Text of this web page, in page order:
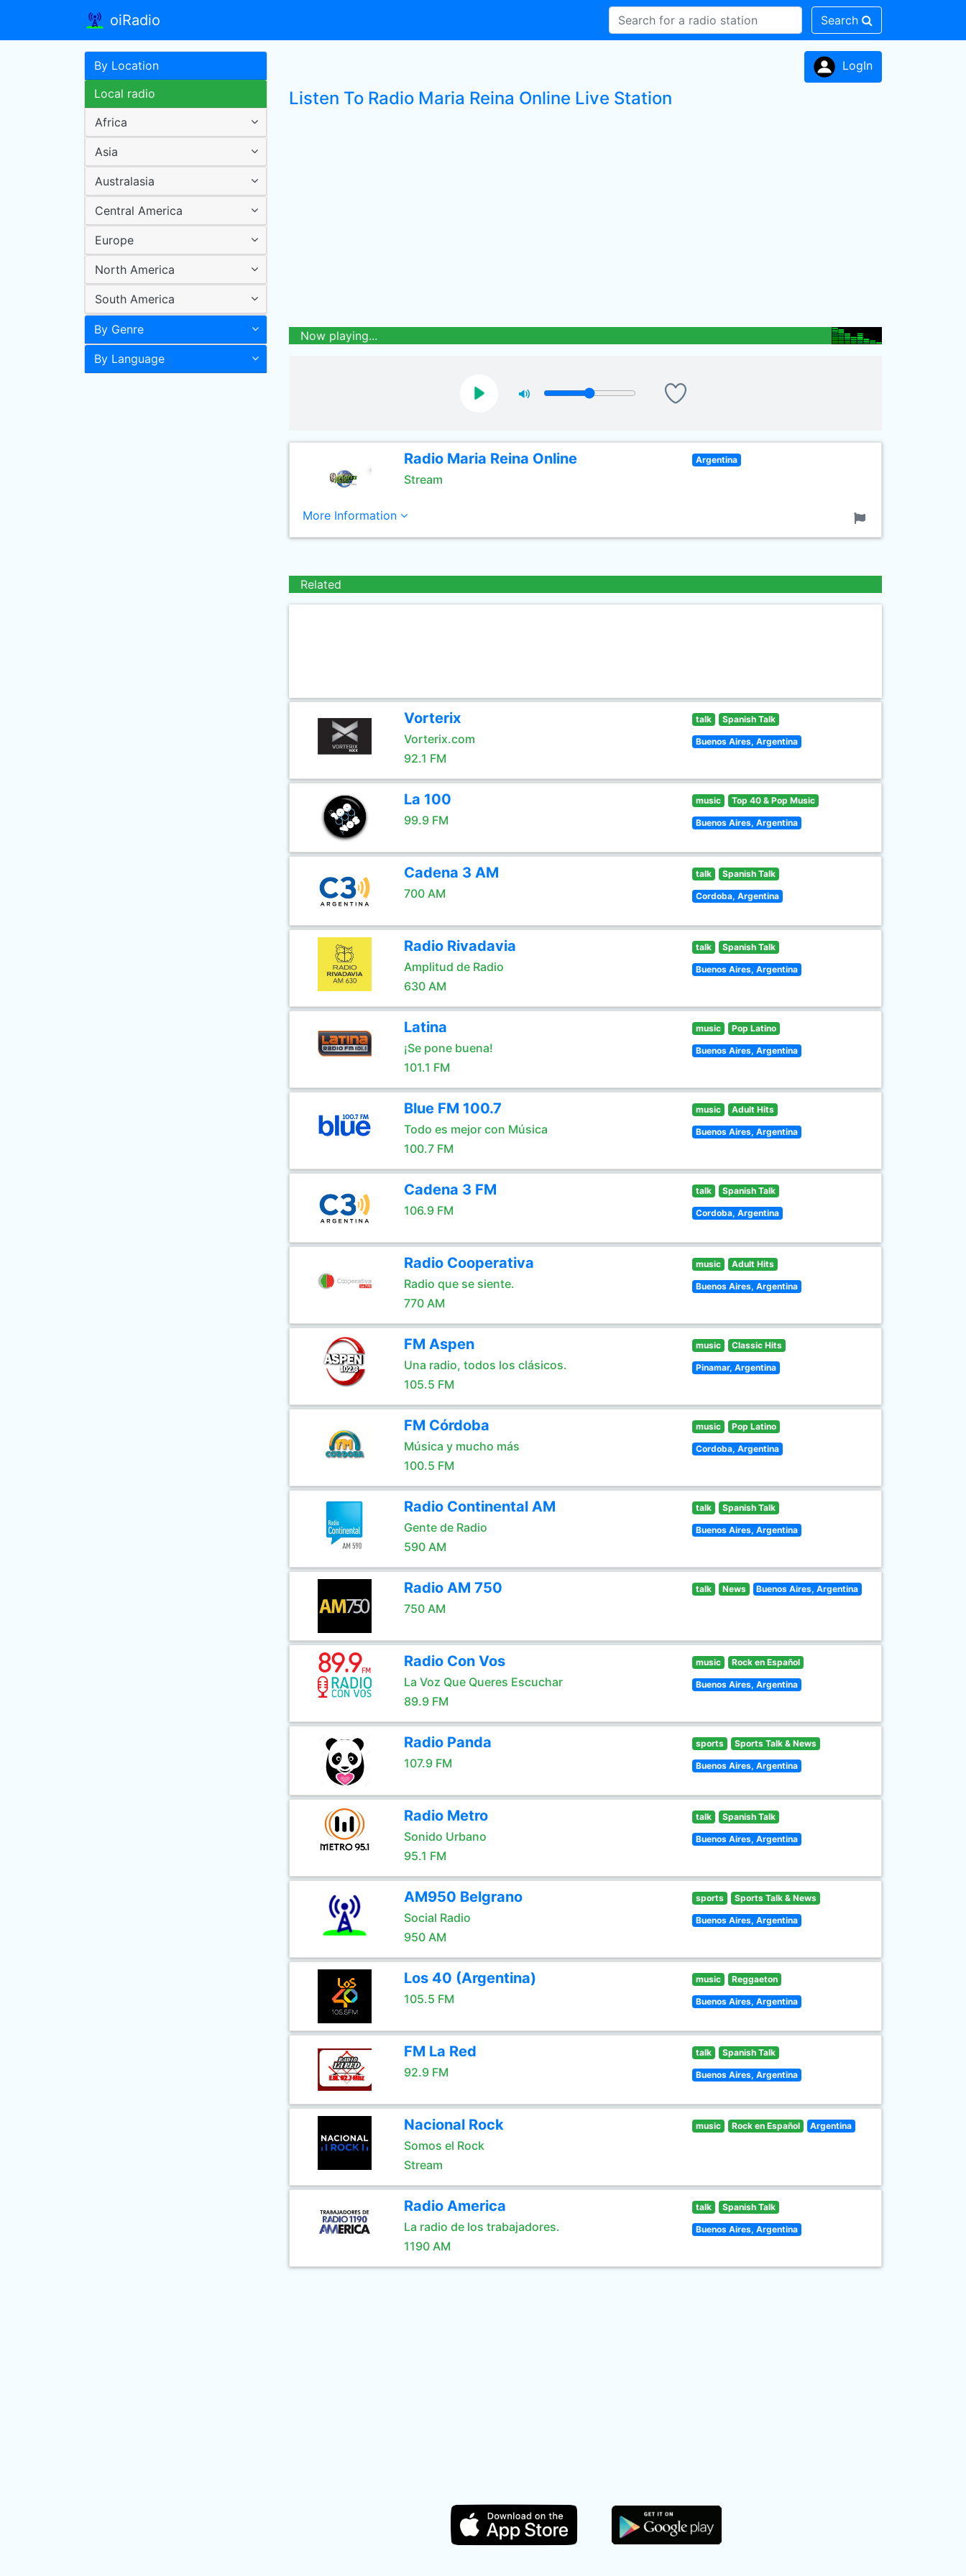
oiRadio Search
By Location
Local radio
Africa
Asia
Australasia
Central America
Europe
North America
South America
By Genre
By Language
LogIn
Listen To Radio Maria Reina Online Live Station
Now playing...
Radio Maria Reina Online
Stream
Argentina
More Information
Related
Vorterix
Vorterix.com
92.1 FM
talk Spanish Talk
Buenos Aires, Argentina
La 100
99.9 FM
music Top 40 & Pop Music
Buenos Aires, Argentina
Cadena 3 AM
700 AM
talk Spanish Talk
Cordoba, Argentina
Radio Rivadavia
Amplitud de Radio
630 AM
talk Spanish Talk
Buenos Aires, Argentina
Latina
¡Se pone buena!
101.1 FM
music Pop Latino
Buenos Aires, Argentina
Blue FM 100.7
Todo es mejor con Música
100.7 FM
music Adult Hits
Buenos Aires, Argentina
Cadena 3 FM
106.9 FM
talk Spanish Talk
Cordoba, Argentina
Radio Cooperativa
Radio que se siente.
770 AM
music Adult Hits
Buenos Aires, Argentina
FM Aspen
Una radio, todos los clásicos.
105.5 FM
music Classic Hits
Pinamar, Argentina
FM Córdoba
Música y mucho más
100.5 FM
music Pop Latino
Cordoba, Argentina
Radio Continental AM
Gente de Radio
590 AM
talk Spanish Talk
Buenos Aires, Argentina
Radio AM 750
750 AM
talk News Buenos Aires, Argentina
Radio Con Vos
La Voz Que Queres Escuchar
89.9 FM
music Rock en Español
Buenos Aires, Argentina
Radio Panda
107.9 FM
sports Sports Talk & News
Buenos Aires, Argentina
Radio Metro
Sonido Urbano
95.1 FM
talk Spanish Talk
Buenos Aires, Argentina
AM950 Belgrano
Social Radio
950 AM
sports Sports Talk & News
Buenos Aires, Argentina
Los 40 (Argentina)
105.5 FM
music Reggaeton
Buenos Aires, Argentina
FM La Red
92.9 FM
talk Spanish Talk
Buenos Aires, Argentina
Nacional Rock
Somos el Rock
Stream
music Rock en Español Argentina
Radio America
La radio de los trabajadores.
1190 AM
talk Spanish Talk
Buenos Aires, Argentina